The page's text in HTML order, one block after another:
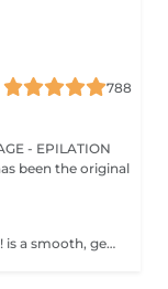
788
- EPILATION
been the original
Unlock your ultimate relaxation destination! is a smooth, gentle treatment that relieves muscular tension, increases circulation, and promotes a general sense of relaxation. Benefits of getting a relaxing massage: - improves sleep - reduce stress - eases muscle tension How is a relaxing massage done? - head and neck are massaged - shoulders and back are massaged - hands and arms are massaged - feet and legs are massaged - belly is massaged Age restrictions: there are no age restrictions for this procedure. Post procedure recommendations: do not do sport and any sharp movements 2-3 hours after the procedure. Frequency: 1-2 times per week, 10 times in total. Repeat once in 3-6 months.